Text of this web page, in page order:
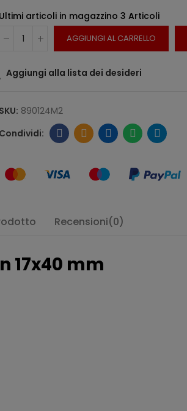
Ultimi articoli in magazzino 3 Articoli
AGGIUNGI AL CARRELLO
Aggiungi alla lista dei desideri
SKU: 890124M2
Recensioni(0)
17x40 mm